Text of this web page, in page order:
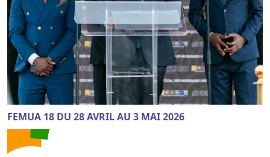
FEMUA 18 DU 28 AVRIL AU 3 MAI 2026